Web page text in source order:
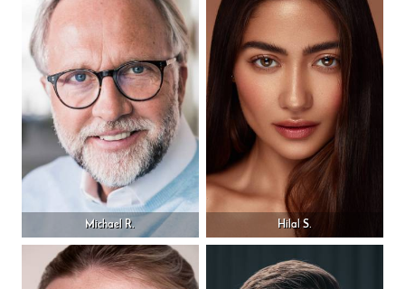
Michael R. Hilal S.